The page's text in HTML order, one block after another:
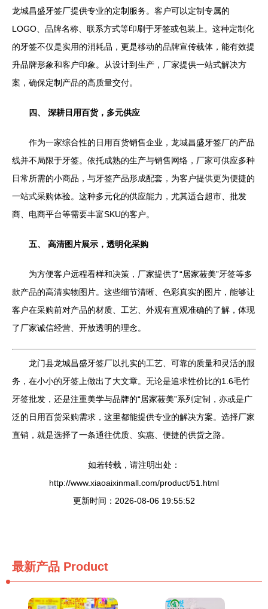
龙城昌盛牙签厂提供专业的定制服务。客户可以定制专属的
LOGO、品牌名称、联系方式等印刷于牙签或包装上。这种定制化
的牙签不仅是实用的消耗品，更是移动的品牌宣传载体，能有效提
升品牌形象和客户印象。从设计到生产，厂家提供一站式解决方
案，确保定制产品的高质量交付。
四、 深耕日用百货，多元供应
作为一家综合性的日用百货销售企业，龙城昌盛牙签厂的产品
线并不局限于牙签。依托成熟的生产与销售网络，厂家可供应多种
日常所需的小商品，与牙签产品形成配套，为客户提供更为便捷的
一站式采购体验。这种多元化的供应能力，尤其适合超市、批发
商、电商平台等需要丰富SKU的客户。
五、 高清图片展示，透明化采购
为方便客户远程看样和决策，厂家提供了“居家莜美”牙签等多
款产品的高清实物图片。这些细节清晰、色彩真实的图片，能够让
客户在采购前对产品的材质、工艺、外观有直观准确的了解，体现
了厂家诚信经营、开放透明的理念。
龙门县龙城昌盛牙签厂以扎实的工艺、可靠的质量和灵活的服
务，在小小的牙签上做出了大文章。无论是追求性价比的1.6毛竹
牙签批发，还是注重美学与品牌的“居家莜美”系列定制，亦或是广
泛的日用百货采购需求，这里都能提供专业的解决方案。选择厂家
直销，就是选择了一条通往优质、实惠、便捷的供货之路。
如若转载，请注明出处：
http://www.xiaoaixinmall.com/product/51.html
更新时间：2026-08-06 19:55:52
最新产品 Product